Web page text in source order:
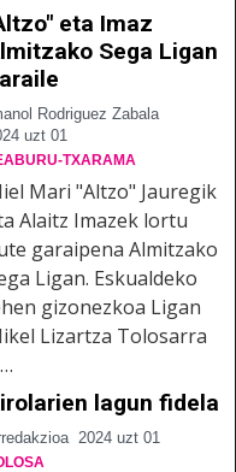
eta Imaz
Sega Ligan
Rodriguez Zabala
uzt 01
TXARAMA
Mari "Altzo" Jauregik
Alaitz Imazek lortu
garaipena Almitzako
Ligan. Eskualdeko
gizonezkoa Ligan
Lizartza Tolosarra
lagun fidela
2024 uzt 01